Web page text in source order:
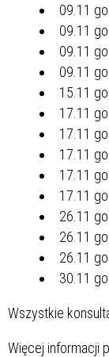
09.11
09.11
09.11
09.11
15.11
17.11
17.11
17.11
17.11
17.11
26.11
26.11
26.11
30.11
Wszystkie
Więcej informacji